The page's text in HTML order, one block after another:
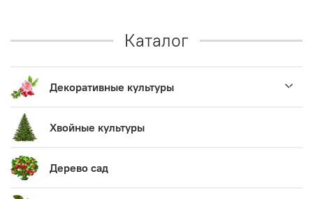
Каталог
Декоративные культуры
Хвойные культуры
Дерево сад